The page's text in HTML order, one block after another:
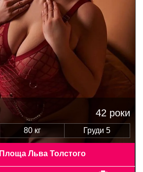
42 роки
80 кг Груди 5
Площа Льва Толстого